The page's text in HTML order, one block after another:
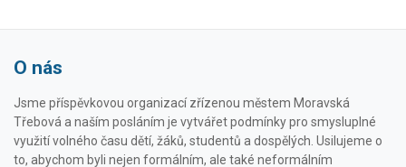
O nás
Jsme příspěvkovou organizací zřízenou městem Moravská
Třebová a naším posláním je vytvářet podmínky pro smysluplné
využití volného času dětí, žáků, studentů a dospělých. Usilujeme o
to, abychom byli nejen formálním, ale také neformálním